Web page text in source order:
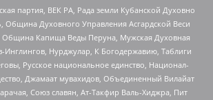
партия, ВЕК РА, Рада земли Кубанской Духовно
Община Духовного Управления Асгардской Веси
Община Капища Веды Перуна, Мужская Духовная
Инглингов, Нурджулар, К Богодержавию, Таблиги
Русское национальное единство, Национал-
Джамаат мувахидов, Объединенный Вилайат
Союз славян, Ат-Такфир Валь-Хиджра, Пит